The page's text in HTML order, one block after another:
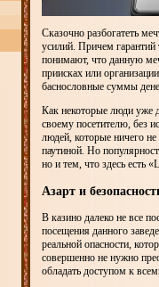
Сказочно разбогатеть
усилий. Причем гарантий
понимают, что данную
приисках или
баснословные суммы
Как некоторые люди уже
своему посетителю, без
людей, которые ничего
паутиной. Но
но и тем, что здесь есть
Азарт и
В казино далеко не все
посещения данного
реальной опасности,
совершенно не нужно
обладать доступом к